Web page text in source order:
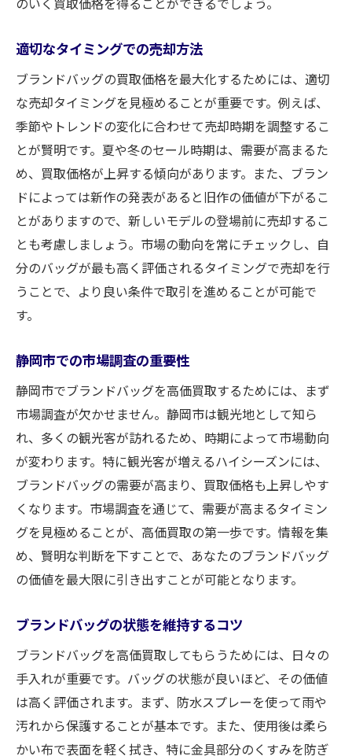
買取実績で選ぶ店舗選びのポイント
静岡市内での買取店のアクセス便利度
買取店選びで失敗しないためのヒント
複数店舗での見積もり比較の重要性
お気に入りのブランドバッグを静岡市で最高値
で売却する方法
市場価格を知るための情報収集法
バッグの付属品を揃えるメリット
高評価を得られるバッグの特徴
静岡市での販路を広げる方法
バッグの希少性をアピールするテクニック
静岡市におけるブランドバッグの高価買取のコ
高価買取のための市場分析法
買取価格を上げるための交渉術
専門家による査定の活用法
静岡市内での買取店選びの最新情報
バッグの状態を最高に保つ方法
売却前の準備で買取価格をアップ
ブランドバッグを静岡市で賢く売るために知っ
ておくべき情報
静岡市の買取相場を把握する方法
ブランドバッグの価値を最大化する秘訣
効果的な交渉術の基本
買取店選びで重視するべき要素
静岡市の最新買取トレンドを活用する
適切なタイミングでの売却方法
ブランドバッグの買取価格を最大化するためには、適切
な売却タイミングを見極めることが重要です。例えば、
季節やトレンドの変化に合わせて売却時期を調整するこ
とが賢明です。夏や冬のセール時期は、需要が高まるた
め、買取価格が上昇する傾向があります。また、ブラン
ドによっては新作の発表があると旧作の価値が下がるこ
とがありますので、新しいモデルの登場前に売却するこ
とも考慮しましょう。市場の動向を常にチェックし、自
分のバッグが最も高く評価されるタイミングで売却を行
うことで、より良い条件で取引を進めることが可能で
す。
静岡市での市場調査の重要性
静岡市でブランドバッグを高価買取するためには、まず
市場調査が欠かせません。静岡市は観光地として知ら
れ、多くの観光客が訪れるため、時期によって市場動向
が変わります。特に観光客が増えるハイシーズンには、
ブランドバッグの需要が高まり、買取価格も上昇しやす
くなります。市場調査を通じて、需要が高まるタイミン
グを見極めることが、高価買取の第一歩です。情報を集
め、賢明な判断を下すことで、あなたのブランドバッグ
の価値を最大限に引き出すことが可能となります。
ブランドバッグの状態を維持するコツ
ブランドバッグを高価買取してもらうためには、日々の
手入れが重要です。バッグの状態が良いほど、その価値
は高く評価されます。まず、防水スプレーを使って雨や
汚れから保護することが基本です。また、使用後は柔ら
かい布で表面を軽く拭き、特に金具部分のくすみを防ぎ